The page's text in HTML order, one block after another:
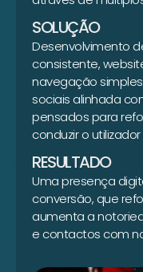
SOLUÇÃO
Desenvolvimento
consistente,
navegação
sociais alinhada
pensados para
conduzir o
RESULTADO
Uma presença
conversão, que
aumenta a
e contactos com